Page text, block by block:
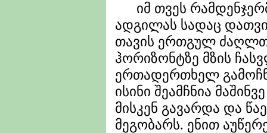
იმ თვეს
ადგილას სადაც
თავის ერთგულ
ჰორიზონტზე მზის
ერთადერთხელ
ისინი შეამჩნია
მისკენ გავარდა და
მეგობარს. ენით